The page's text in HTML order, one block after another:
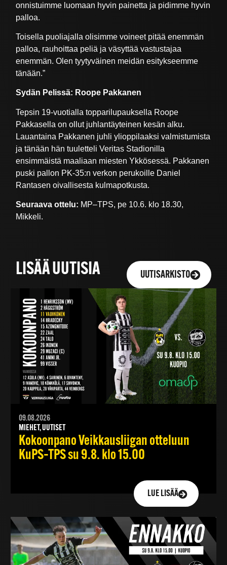
onnistuimme luomaan hyvin painetta ja pidimme hyvin
palloa.
Toisella puoliajalla olisimme voineet pitää enemmän
palloa, rauhoittaa peliä ja väsyttää vastustajaa
enemmän. Olen tyytyväinen meidän esitykseemme
tänään.”
Sydän Pelissä: Roope Pakkanen
Tepsin 19-vuotialla topparilupauksella Roope
Pakkasella on ollut juhlantäyteinen kesän alku.
Lauantaina Pakkanen juhli ylioppilaaksi valmistumista
ja tänään hän tuuletteli Veritas Stadionilla
ensimmäistä maaliaan miesten Ykkösessä. Pakkanen
puski pallon PK-35:n verkon perukoille Daniel
Rantasen oivallisesta kulmapotkusta.
Seuraava ottelu: MP–TPS, pe 10.6. klo 18.30,
Mikkeli.
LISÄÄ UUTISIA UUTISARKISTO
09.08.2026
MIEHET, UUTISET
Kokoonpano Veikkausliigan otteluun
KuPS–TPS su 9.8. klo 15.00
LUE LISÄÄ